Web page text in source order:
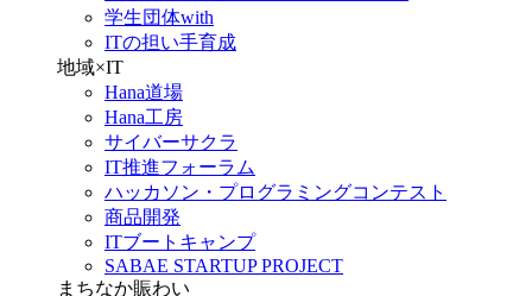
学生団体with
ITの担い手育成
地域×IT
Hana道場
Hana工房
サイバーサクラ
IT推進フォーラム
ハッカソン・プログラミングコンテスト
商品開発
ITブートキャンプ
SABAE STARTUP PROJECT
まちなか賑わい